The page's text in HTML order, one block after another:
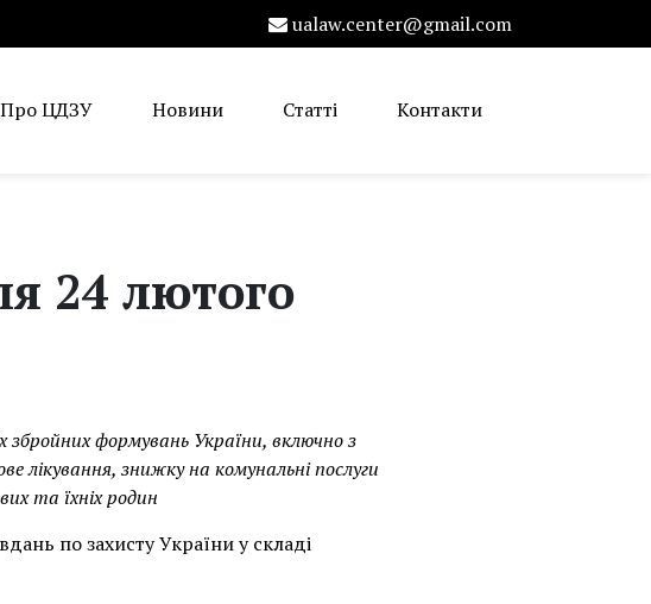
ualaw.center@gmail.com
Про ЦДЗУ Новини Статті Контакти
24 лютого
формувань України, включно з
лікування, знижку на комунальні послуги
та їхніх родин
по захисту України у складі